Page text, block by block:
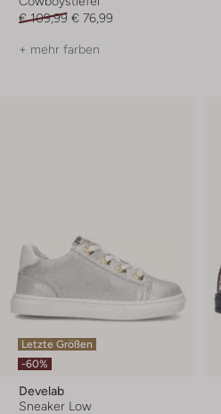
€ 109,99 € 76,99
+ mehr farben
Letzte Größen
-60%
Develab
Sneaker Low